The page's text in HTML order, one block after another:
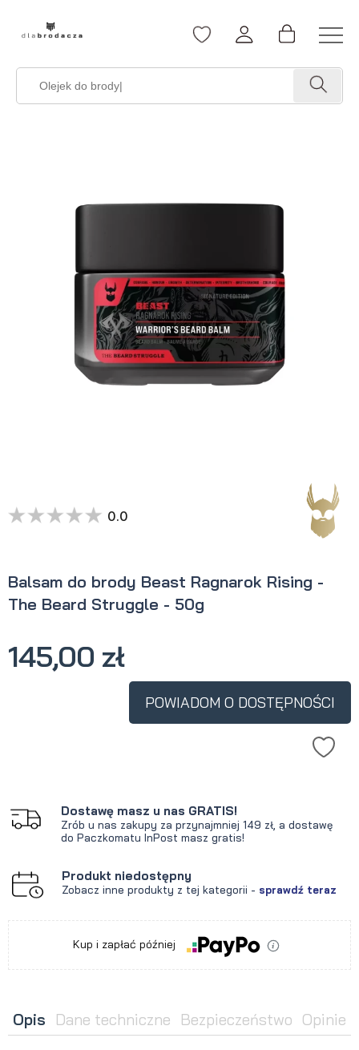
Balsam do brody Beast Ragnarok Rising -
The Beard Struggle - 50g
0.0
145,00 zł
POWIADOM O DOSTĘPNOŚCI
Dostawę masz u nas GRATIS!
Zrób u nas zakupy za przynajmniej 149 zł, a dostawę
do Paczkomatu InPost masz gratis!
Produkt niedostępny
Zobacz inne produkty z tej kategorii - sprawdź teraz
Kup i zapłać później
Opis Dane techniczne Bezpieczeństwo Opinie